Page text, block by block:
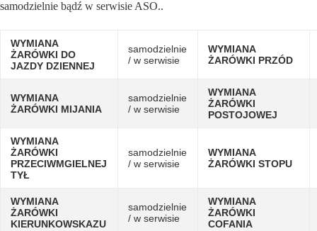
samodzielnie bądź w serwisie ASO..
WYMIANA
ŻARÓWKI DO
JAZDY DZIENNEJ
samodzielnie
/ w serwisie
WYMIANA
ŻARÓWKI PRZÓD
WYMIANA
ŻARÓWKI MIJANIA
samodzielnie
/ w serwisie
WYMIANA
ŻARÓWKI
POSTOJOWEJ
WYMIANA
ŻARÓWKI
PRZECIWMGIELNEJ
TYŁ
samodzielnie
/ w serwisie
WYMIANA
ŻARÓWKI STOPU
WYMIANA
ŻARÓWKI
KIERUNKOWSKAZU
samodzielnie
/ w serwisie
WYMIANA
ŻARÓWKI
COFANIA